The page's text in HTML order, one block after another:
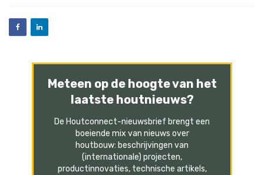
Meteen op de hoogte van het
laatste houtnieuws?
De Houtconnect-nieuwsbrief brengt een
boeiende mix van nieuws over
houtbouw: beschrijvingen van
(internationale) projecten,
productinnovaties, technische artikels,